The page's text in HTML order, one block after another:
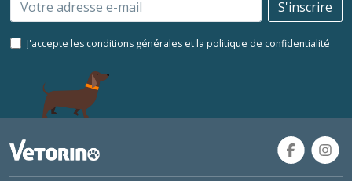
S'inscrire
J'accepte les conditions générales et la politique de confidentialité